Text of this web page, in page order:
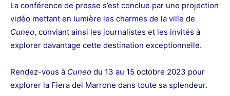
La conférence de presse s’est conclue par une projection
vidéo mettant en lumière les charmes de la ville de
Cuneo, conviant ainsi les journalistes et les invités à
explorer davantage cette destination exceptionnelle.
Rendez-vous à Cuneo du 13 au 15 octobre 2023 pour
explorer la Fiera del Marrone dans toute sa splendeur.